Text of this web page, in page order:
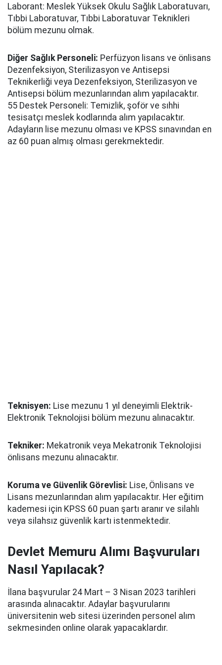
Laborant: Meslek Yüksek Okulu Sağlık Laboratuvarı,
Tıbbi Laboratuvar, Tıbbi Laboratuvar Teknikleri
bölüm mezunu olmak.
Diğer Sağlık Personeli: Perfüzyon lisans ve önlisans
Dezenfeksiyon, Sterilizasyon ve Antisepsi
Teknikerliği veya Dezenfeksiyon, Sterilizasyon ve
Antisepsi bölüm mezunlarından alım yapılacaktır.
55 Destek Personeli: Temizlik, şoför ve sıhhi
tesisatçı meslek kodlarında alım yapılacaktır.
Adayların lise mezunu olması ve KPSS sınavından en
az 60 puan almış olması gerekmektedir.
Teknisyen: Lise mezunu 1 yıl deneyimli Elektrik-
Elektronik Teknolojisi bölüm mezunu alınacaktır.
Tekniker: Mekatronik veya Mekatronik Teknolojisi
önlisans mezunu alınacaktır.
Koruma ve Güvenlik Görevlisi: Lise, Önlisans ve
Lisans mezunlarından alım yapılacaktır. Her eğitim
kademesi için KPSS 60 puan şartı aranır ve silahlı
veya silahsız güvenlik kartı istenmektedir.
Devlet Memuru Alımı Başvuruları
Nasıl Yapılacak?
İlana başvurular 24 Mart – 3 Nisan 2023 tarihleri
arasında alınacaktır. Adaylar başvurularını
üniversitenin web sitesi üzerinden personel alım
sekmesinden online olarak yapacaklardır.